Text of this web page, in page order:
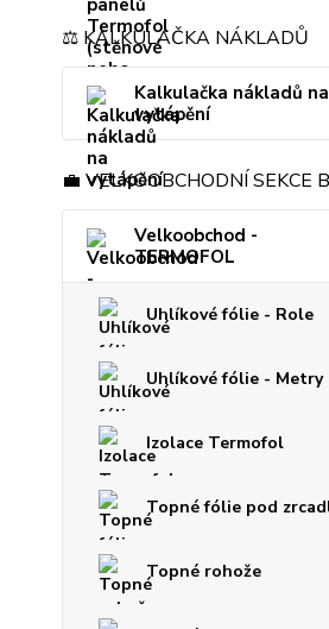
⚖️ KALKULAČKA NÁKLADŮ
Kalkulačka nákladů na
vytápění
💼 VELKOOBCHODNÍ SEKCE
Velkoobchod -
TERMOFOL
Uhlíkové fólie - Role
Uhlíkové fólie - Metry
Izolace Termofol
Topné fólie pod
Topné rohože